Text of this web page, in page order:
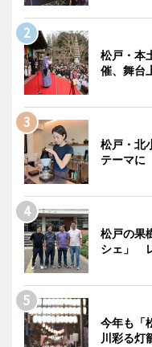
松戸・本
催、舞台
松戸・北
テーマに
松戸の果
シェ」
今年も「
川彩る灯